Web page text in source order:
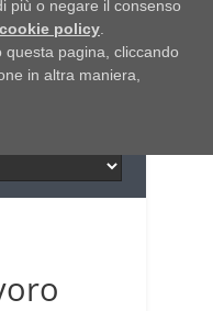
più o negare il consenso
cookie policy
pagina, cliccando
in altra maniera,